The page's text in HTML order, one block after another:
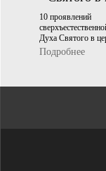
10 проявлений
Духа Святого в
Подробнее